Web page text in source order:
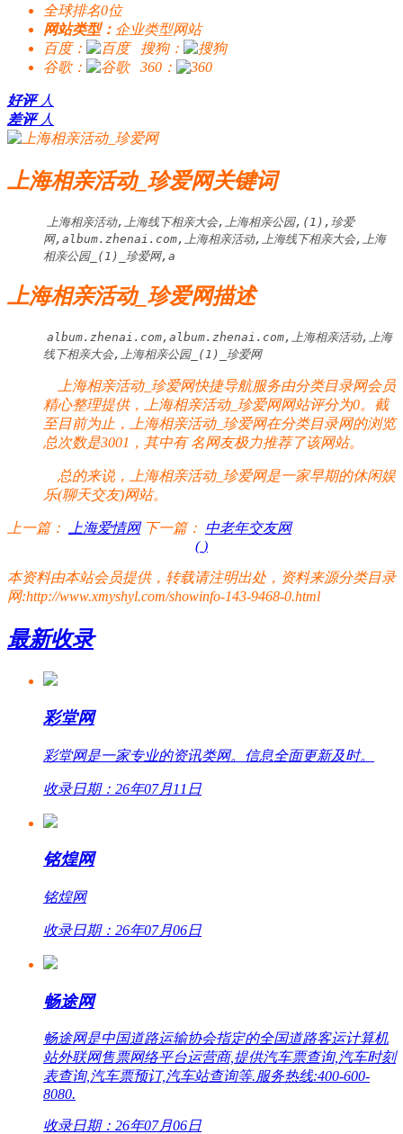
全球排名0位
网站类型： 企业类型网站
百度：
搜狗：
谷歌：
360：
好评 人
差评 人
上海相亲活动_珍爱网关键词
上海相亲活动,上海线下相亲大会,上海相亲公园,(1),珍爱
网,album.zhenai.com,上海相亲活动,上海线下相亲大会,上海
相亲公园_(1)_珍爱网,a
上海相亲活动_珍爱网描述
album.zhenai.com,album.zhenai.com,上海相亲活动,上海
线下相亲大会,上海相亲公园_(1)_珍爱网
上海相亲活动_珍爱网快捷导航服务由分类目录网会员
精心整理提供，上海相亲活动_珍爱网网站评分为0。截
至目前为止，上海相亲活动_珍爱网在分类目录网的浏览
总次数是3001，其中有名网友极力推荐了该网站。
总的来说，上海相亲活动_珍爱网是一家早期的休闲娱
乐(聊天交友)网站。
上一篇： 上海爱情网 下一篇： 中老年交友网
( )
本资料由本站会员提供，转载请注明出处，资料来源分类目录
网:http://www.xmyshyl.com/showinfo-143-9468-0.html
最新收录
彩堂网
彩堂网是一家专业的资讯类网。信息全面更新及时。
收录日期：26年07月11日
铭煌网
铭煌网
收录日期：26年07月06日
畅途网
畅途网是中国道路运输协会指定的全国道路客运计算机
站外联网售票网络平台运营商,提供汽车票查询,汽车时刻
表查询,汽车票预订,汽车站查询等.服务热线:400-600-
8080.
收录日期：26年07月06日